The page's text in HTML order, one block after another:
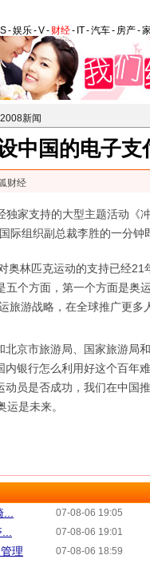
S-娱乐-V- 财经- IT-汽车- 房产-
新闻
中国的电子支
财经
家支持的大型主题活动《
际组织副总裁李胜的一分钟
林匹克运动的支持已经21
个方面，第一个方面是奥
旅游战略，在全球推广更多
京市旅游局、国家旅游局
银行怎么利用好这个百年
员是否成功，我们在中国
是未来。
07-08-06 19:05
07-08-06 19:01
07-08-06 18:59
理